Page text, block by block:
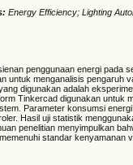
Energy Efficiency; Lighting
penggunaan energi pada
untuk menganalisis pengaruh
digunakan adalah
Tinkercad digunakan untuk
Parameter konsumsi
Hasil uji statistik
penelitian menyimpulkan
standar kenyamanan